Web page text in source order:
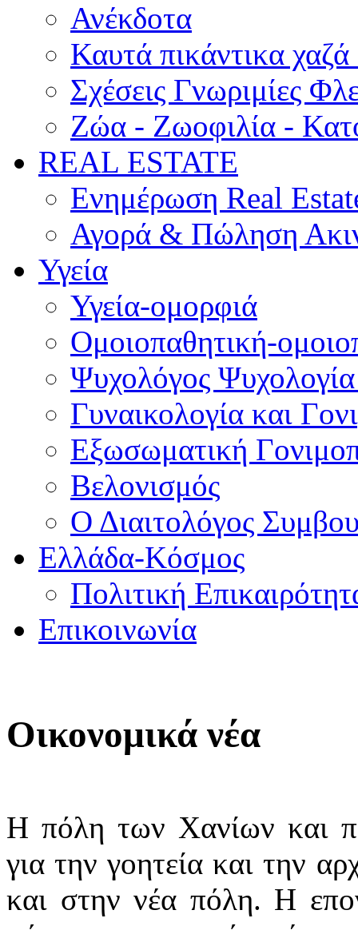
Ανέκδοτα
Καυτά πικάντικα χαζά
Σχέσεις Γνωριμίες
Ζώα - Ζωοφιλία -
REAL ESTATE
Ενημέρωση Real
Αγορά & Πώληση
Υγεία
Υγεία-ομορφιά
Ομοιοπαθητική-
Ψυχολόγος
Γυναικολογία και
Εξωσωματική
Βελονισμός
Ο Διαιτολόγος
Ελλάδα-Κόσμος
Πολιτική
Επικοινωνία
Οικονομικά νέα
Η πόλη των Χανίων και
για την γοητεία και την
και στην νέα πόλη. Η